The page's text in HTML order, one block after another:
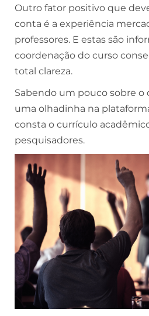
Outro fator positivo que
conta é a experiência
professores. E estas são
coordenação do curso
total clareza.
Sabendo um pouco sobre o
uma olhadinha na
consta o currículo
pesquisadores.